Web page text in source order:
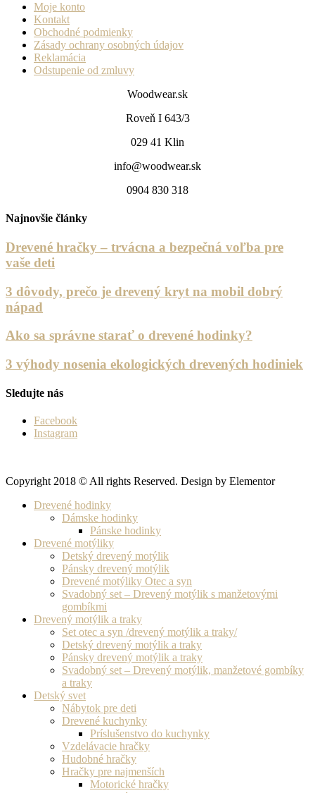
Moje konto
Kontakt
Obchodné podmienky
Zásady ochrany osobných údajov
Reklamácia
Odstupenie od zmluvy
Woodwear.sk
Roveň I 643/3
029 41 Klin
info@woodwear.sk
0904 830 318
Najnovšie články
Drevené hračky – trvácna a bezpečná voľba pre
vaše deti
3 dôvody, prečo je drevený kryt na mobil dobrý
nápad
Ako sa správne starať o drevené hodinky?
3 výhody nosenia ekologických drevených hodiniek
Sledujte nás
Facebook
Instagram
Copyright 2018 © All rights Reserved. Design by Elementor
Drevené hodinky
Dámske hodinky
Pánske hodinky
Drevené motýliky
Detský drevený motýlik
Pánsky drevený motýlik
Drevené motýliky Otec a syn
Svadobný set – Drevený motýlik s manžetovými
gombíkmi
Drevený motýlik a traky
Set otec a syn /drevený motýlik a traky/
Detský drevený motýlik a traky
Pánsky drevený motýlik a traky
Svadobný set – Drevený motýlik, manžetové gombíky
a traky
Detský svet
Nábytok pre deti
Drevené kuchynky
Príslušenstvo do kuchynky
Vzdelávacie hračky
Hudobné hračky
Hračky pre najmenších
Motorické hračky